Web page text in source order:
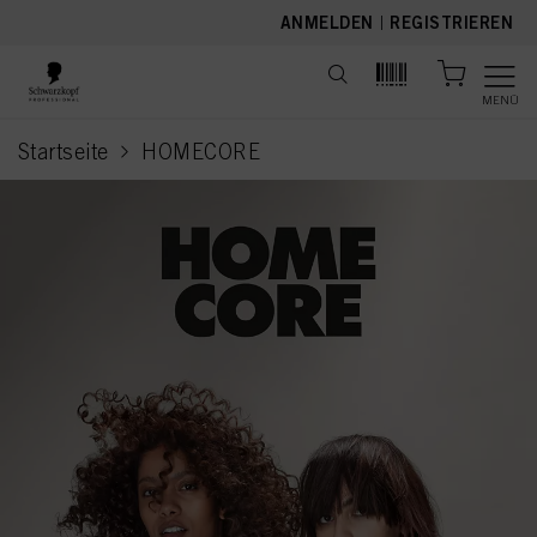
ANMELDEN | REGISTRIEREN
MENÜ
Startseite HOMECORE
current page